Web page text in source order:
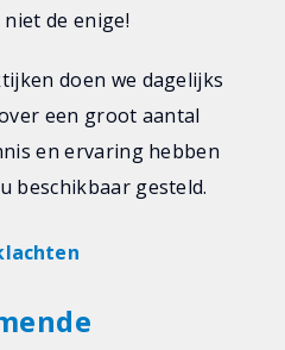
de enige!
doen we dagelijks
een groot aantal
en ervaring hebben
beschikbaar gesteld.